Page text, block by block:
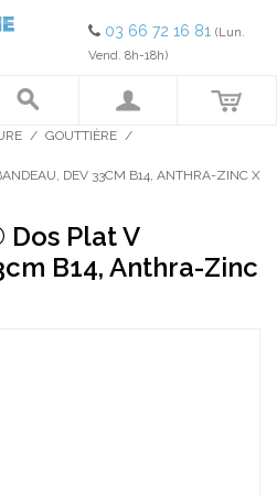
03 66 72 16 81 (Lun.
Vend. 8h-18h)
/ GOUTTIÈRE /
DEV 33CM B14, ANTHRA-ZINC X
Plat V
B14, Anthra-Zinc